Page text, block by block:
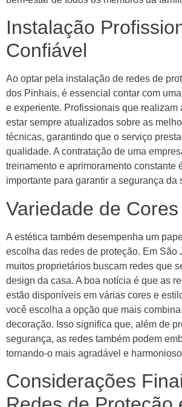
Instalação
Confiável
Ao optar pela instalação de redes de
dos Pinhais, é essencial contar com
e experiente. Profissionais que realizam
estar sempre atualizados sobre as
técnicas, garantindo que o serviço
qualidade. A contratação de uma
treinamento e aprimoramento constante
importante para garantir a segurança da
Variedade de
A estética também desempenha um
escolha das redes de proteção. Em São
muitos proprietários buscam redes que
design da casa. A boa notícia é que as
estão disponíveis em várias cores e
você escolha a opção que mais
decoração. Isso significa que, além de
segurança, as redes também podem
tornando-o mais agradável e
Considerações